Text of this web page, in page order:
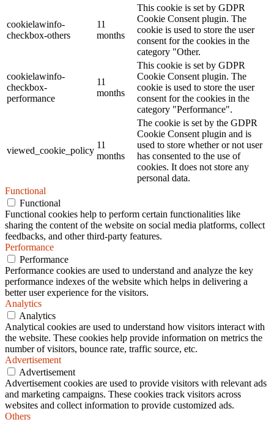
cookielawinfo-
checkbox-others
11
months
This cookie is set by GDPR
Cookie Consent plugin. The
cookie is used to store the user
consent for the cookies in the
category "Other.
cookielawinfo-
checkbox-
performance
11
months
This cookie is set by GDPR
Cookie Consent plugin. The
cookie is used to store the user
consent for the cookies in the
category "Performance".
viewed_cookie_policy
11
months
The cookie is set by the GDPR
Cookie Consent plugin and is
used to store whether or not user
has consented to the use of
cookies. It does not store any
personal data.
Functional
Functional
Functional cookies help to perform certain functionalities like
sharing the content of the website on social media platforms, collect
feedbacks, and other third-party features.
Performance
Performance
Performance cookies are used to understand and analyze the key
performance indexes of the website which helps in delivering a
better user experience for the visitors.
Analytics
Analytics
Analytical cookies are used to understand how visitors interact with
the website. These cookies help provide information on metrics the
number of visitors, bounce rate, traffic source, etc.
Advertisement
Advertisement
Advertisement cookies are used to provide visitors with relevant ads
and marketing campaigns. These cookies track visitors across
websites and collect information to provide customized ads.
Others